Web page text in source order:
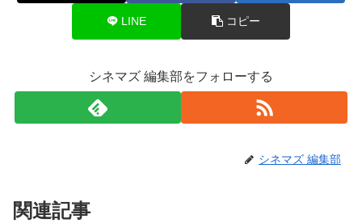
LINE コピー
シネマズ 編集部をフォローする
シネマズ 編集部
関連記事